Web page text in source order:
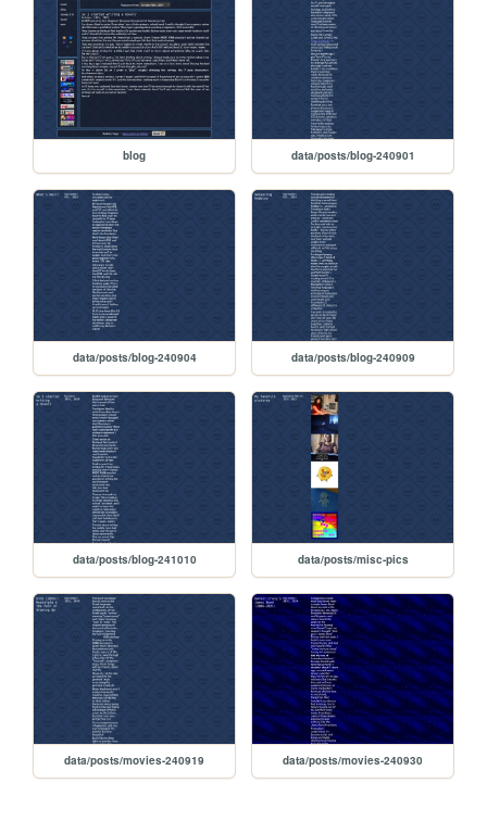
blog data/posts/blog-240901
data/posts/blog-240904 data/posts/blog-240909
data/posts/blog-241010 data/posts/misc-pics
data/posts/movies-240919 data/posts/movies-240930